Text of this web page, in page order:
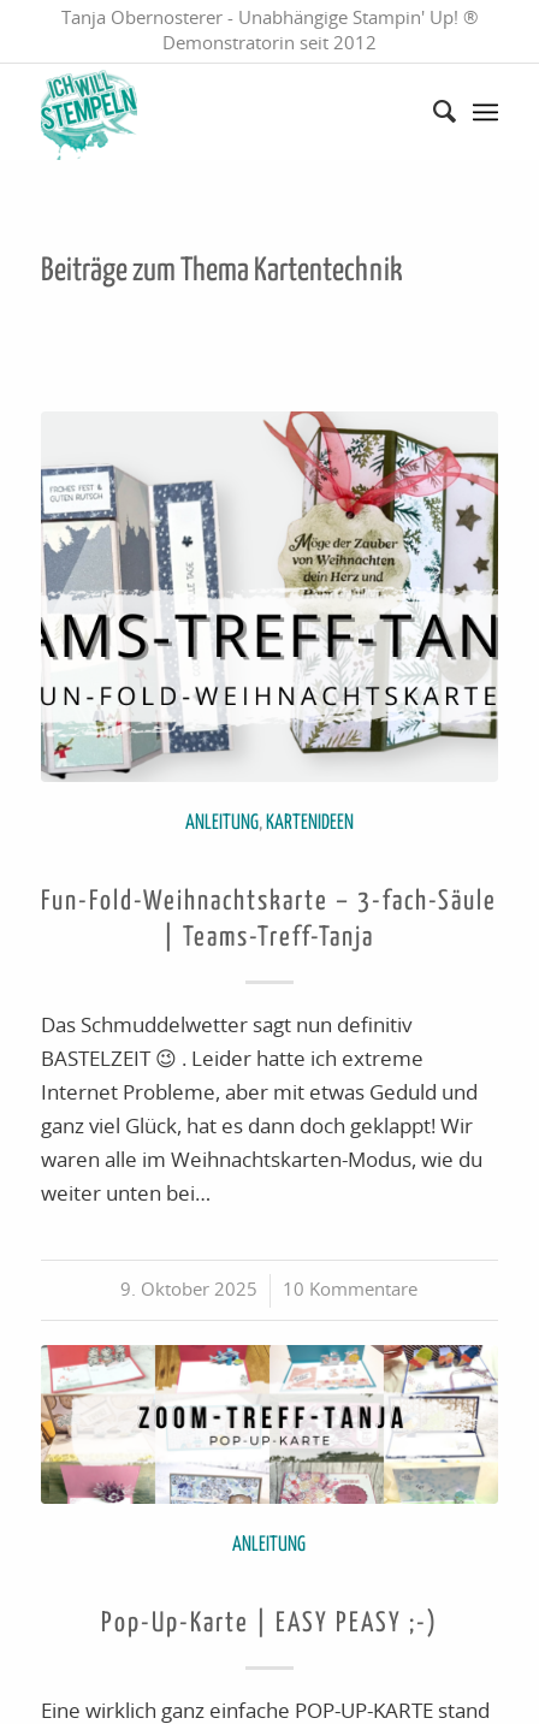
Tanja Obernosterer - Unabhängige Stampin' Up! ®
Demonstratorin seit 2012
Beiträge zum Thema Kartentechnik
ANLEITUNG, KARTENIDEEN
Fun-Fold-Weihnachtskarte – 3-fach-Säule
| Teams-Treff-Tanja
Das Schmuddelwetter sagt nun definitiv
BASTELZEIT 😉 . Leider hatte ich extreme
Internet Probleme, aber mit etwas Geduld und
ganz viel Glück, hat es dann doch geklappt! Wir
waren alle im Weihnachtskarten-Modus, wie du
weiter unten bei…
9. Oktober 2025
/ 10 Kommentare
ANLEITUNG
Pop-Up-Karte | EASY PEASY ;-)
Eine wirklich ganz einfache POP-UP-KARTE stand